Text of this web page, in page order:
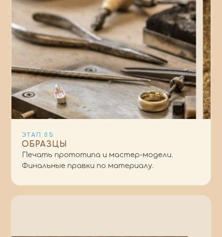
ЭТАП 05
ОБРАЗЦЫ
Печать прототипа и мастер-модели.
Финальные правки по материалу.